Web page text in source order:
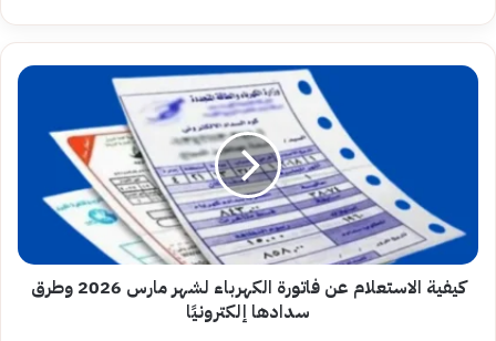
كيفية
مارس
2026
وطرق
سدادها
كيفية الاستعلام عن فاتورة الكهرباء لشهر مارس 2026 وطرق
سدادها إلكترونيًا